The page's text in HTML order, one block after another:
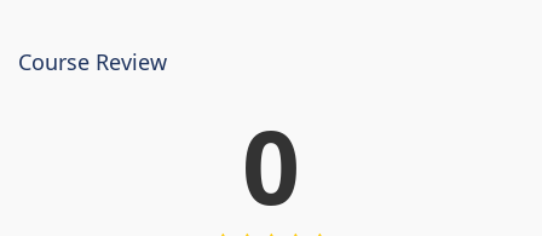
Course Review
0